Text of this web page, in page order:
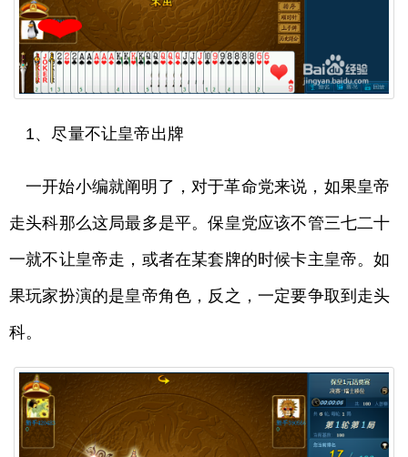
1、尽量不让皇帝出牌
一开始小编就阐明了，对于革命党来说，如果皇帝
走头科那么这局最多是平。保皇党应该不管三七二十
一就不让皇帝走，或者在某套牌的时候卡主皇帝。如
果玩家扮演的是皇帝角色，反之，一定要争取到走头
科。